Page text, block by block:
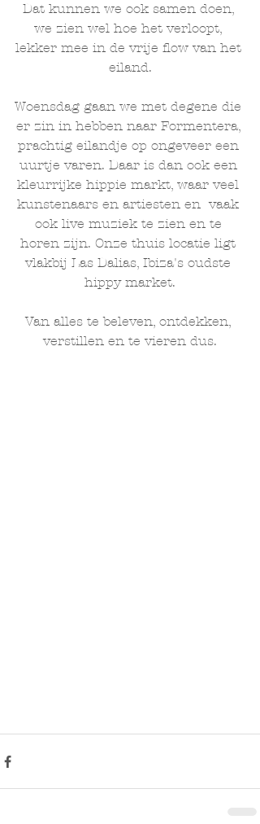
Dat kunnen we ook samen doen,
we zien wel hoe het verloopt,
lekker mee in de vrije flow van het
eiland.
Woensdag gaan we met degene die
er zin in hebben naar Formentera,
prachtig eilandje op ongeveer een
uurtje varen. Daar is dan ook een
kleurrijke hippie markt, waar veel
kunstenaars en artiesten en  vaak
ook live muziek te zien en te
horen zijn. Onze thuis locatie ligt
vlakbij Las Dalias, Ibiza's oudste
hippy market.
Van alles te beleven, ontdekken,
verstillen en te vieren dus.